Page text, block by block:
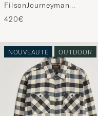
FilsonJourneyman
BackpackNavy
420€
NOUVEAUTÉ OUTDOOR